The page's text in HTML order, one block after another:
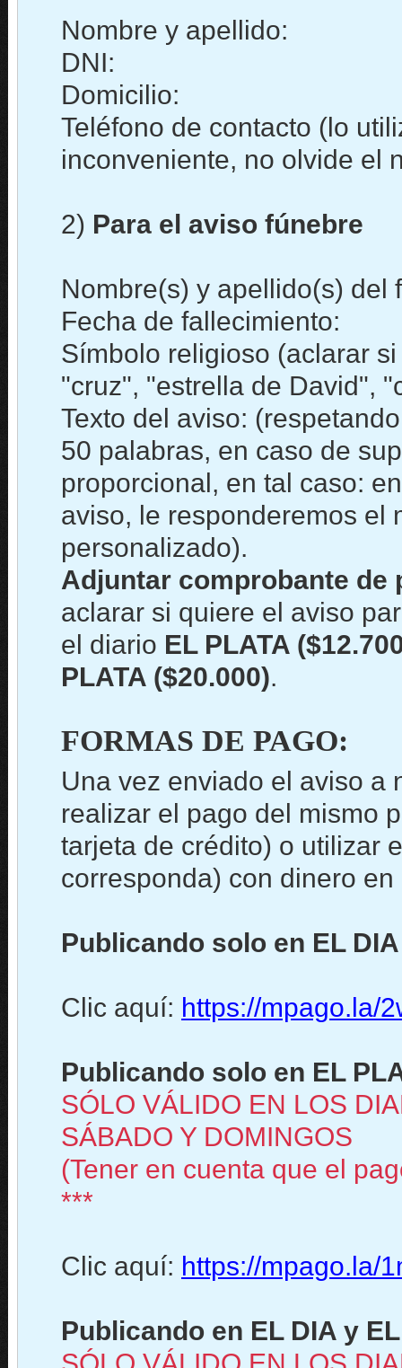
Nombre y apellido:
DNI:
Domicilio:
Teléfono de contacto (lo
inconveniente, no olvide el
2) Para el aviso fúnebre
Nombre(s) y apellido(s) del
Fecha de fallecimiento:
Símbolo religioso (aclarar
"cruz", "estrella de David",
Texto del aviso:
50 palabras, en caso de
proporcional, en tal caso:
aviso, le responderemos el
personalizado).
Adjuntar comprobante de
aclarar si quiere el aviso
el diario EL PLATA
PLATA ($20.000).
FORMAS DE PAGO:
Una vez enviado el aviso a
realizar el pago del mismo
tarjeta de crédito) o utilizar
corresponda) con dinero
Publicando solo en EL
Clic aquí: https://mpago.la/
Publicando solo en EL
SÓLO VÁLIDO EN LOS
SÁBADO Y DOMINGOS
(Tener en cuenta que el
***
Clic aquí: https://mpago.la/
Publicando en EL DIA y